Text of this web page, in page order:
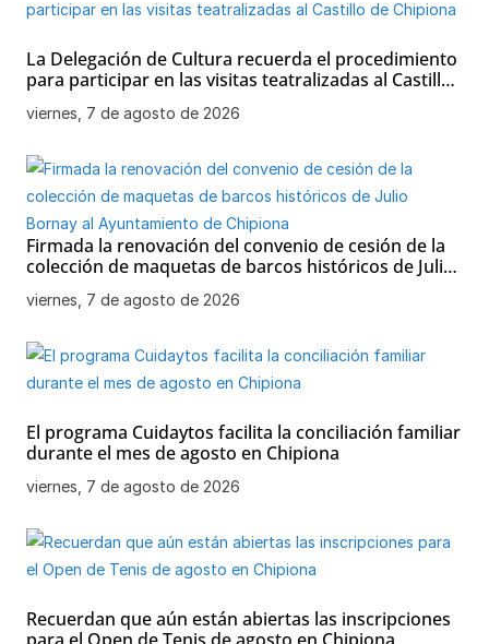
La Delegación de Cultura recuerda el procedimiento
para participar en las visitas teatralizadas al Castillo
de Chipiona
viernes, 7 de agosto de 2026
Firmada la renovación del convenio de cesión de la
colección de maquetas de barcos históricos de Julio
Bornay al Ayuntamiento de Chipiona
viernes, 7 de agosto de 2026
El programa Cuidaytos facilita la conciliación familiar
durante el mes de agosto en Chipiona
viernes, 7 de agosto de 2026
Recuerdan que aún están abiertas las inscripciones